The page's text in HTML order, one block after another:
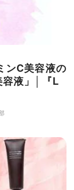
ンC美容液の
容液」│『L